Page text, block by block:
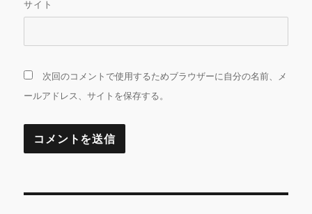
サイト
次回のコメントで使用するためブラウザーに自分の名前、メ
ールアドレス、サイトを保存する。